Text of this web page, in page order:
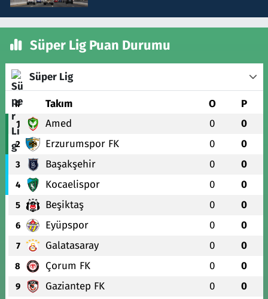
Süper Lig Puan Durumu
Süper Lig
# Takım O P
1 Amed 0 0
2 Erzurumspor FK 0 0
3 Başakşehir 0 0
4 Kocaelispor 0 0
5 Beşiktaş 0 0
6 Eyüpspor 0 0
7 Galatasaray 0 0
8 Çorum FK 0 0
9 Gaziantep FK 0 0